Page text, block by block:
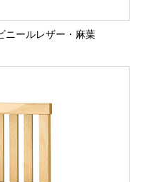
ニールレザー・麻葉